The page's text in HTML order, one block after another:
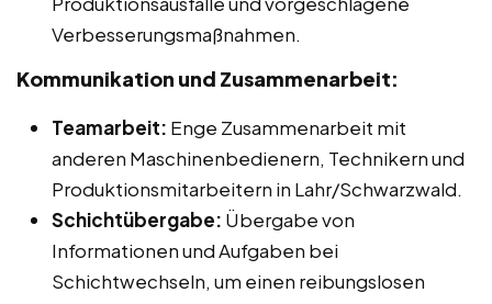
Verbesserungsmaßnahmen.
Kommunikation und Zusammenarbeit:
Teamarbeit: Enge Zusammenarbeit mit
anderen Maschinenbedienern, Technikern und
Produktionsmitarbeitern in Lahr/Schwarzwald.
Schichtübergabe: Übergabe von
Informationen und Aufgaben bei
Schichtwechseln, um einen reibungslosen